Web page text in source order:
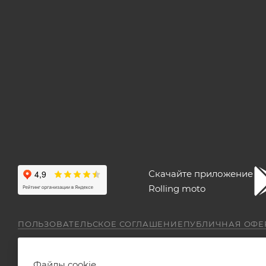
Скачайте приложение
Rolling moto
ПОЛЬЗОВАТЕЛЬСКОЕ СОГЛАШЕНИЕПУБЛИЧНАЯ